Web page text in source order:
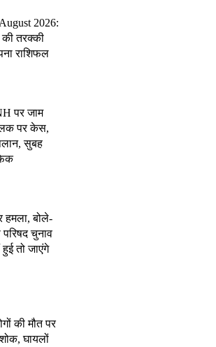
2026:
तरक्की
राशिफल
पर जाम
पर केस,
सुबह
हमला, बोले-
परिषद चुनाव
हुई तो जाएंगे
की मौत पर
घायलों